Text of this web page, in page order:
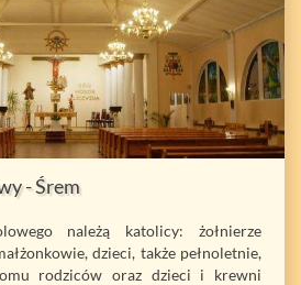
- Śrem
należą katolicy: żołnierze
dzieci, także pełnoletnie,
rodziców oraz dzieci i krewni